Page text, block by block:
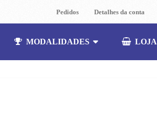
Pedidos Detalhes da conta
MODALIDADES LOJA